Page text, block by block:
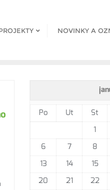
NOVINKY A
Po
Ut St
1
6
7 8
13
14 15
20
21 22